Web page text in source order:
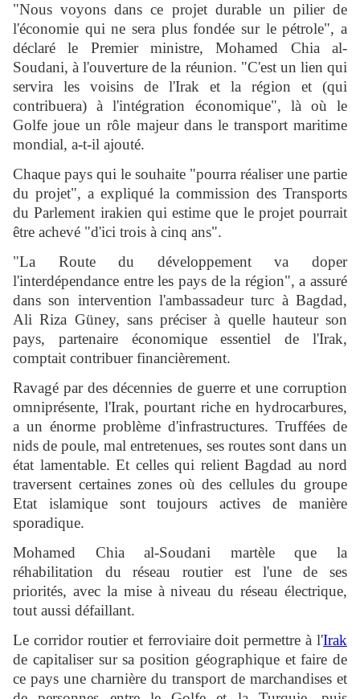
"Nous voyons dans ce projet durable un pilier de
l'économie qui ne sera plus fondée sur le pétrole", a
déclaré le Premier ministre, Mohamed Chia al-
Soudani, à l'ouverture de la réunion. "C'est un lien qui
servira les voisins de l'Irak et la région et (qui
contribuera) à l'intégration économique", là où le
Golfe joue un rôle majeur dans le transport maritime
mondial, a-t-il ajouté.
Chaque pays qui le souhaite "pourra réaliser une partie
du projet", a expliqué la commission des Transports
du Parlement irakien qui estime que le projet pourrait
être achevé "d'ici trois à cinq ans".
"La Route du développement va doper
l'interdépendance entre les pays de la région", a assuré
dans son intervention l'ambassadeur turc à Bagdad,
Ali Riza Güney, sans préciser à quelle hauteur son
pays, partenaire économique essentiel de l'Irak,
comptait contribuer financièrement.
Ravagé par des décennies de guerre et une corruption
omniprésente, l'Irak, pourtant riche en hydrocarbures,
a un énorme problème d'infrastructures. Truffées de
nids de poule, mal entretenues, ses routes sont dans un
état lamentable. Et celles qui relient Bagdad au nord
traversent certaines zones où des cellules du groupe
Etat islamique sont toujours actives de manière
sporadique.
Mohamed Chia al-Soudani martèle que la
réhabilitation du réseau routier est l'une de ses
priorités, avec la mise à niveau du réseau électrique,
tout aussi défaillant.
Le corridor routier et ferroviaire doit permettre à l'Irak
de capitaliser sur sa position géographique et faire de
ce pays une charnière du transport de marchandises et